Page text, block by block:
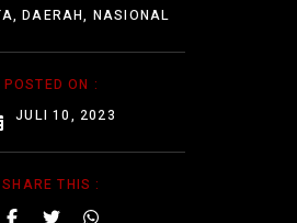
,DAERAH, NASIONAL
POSTED ON :
JULI 10, 2023
SHARE THIS :